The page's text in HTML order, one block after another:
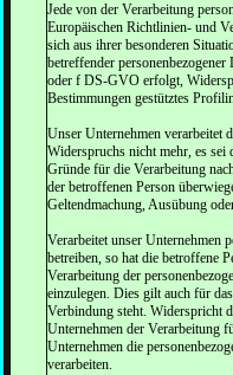
Jede von der Verarbeitung
Europäischen Richtlinien- und
sich aus ihrer besonderen
betreffender
oder f DS-GVO erfolgt,
Bestimmungen gestütztes
Unser Unternehmen verarbeitet
Widerspruchs nicht mehr, es
Gründe für die Verarbeitung
der betroffenen Person
Geltendmachung, Ausübung
Verarbeitet unser Unternehmen
betreiben, so hat die betroffene
Verarbeitung der
einzulegen. Dies gilt auch für
Verbindung steht. Widerspricht
Unternehmen der Verarbeitung
Unternehmen die
verarbeiten.